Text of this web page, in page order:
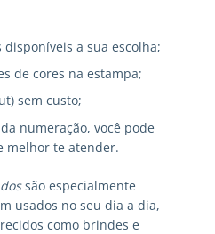
a sua escolha;
de cores na estampa;
sem custo;
numeração, você pode
melhor te atender.
são especialmente
usados no seu dia a dia,
como brindes e